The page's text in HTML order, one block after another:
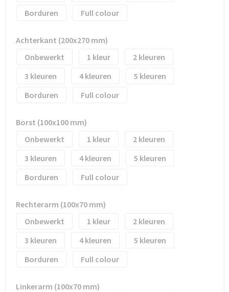
Borduren
Full colour
Achterkant (200x270 mm)
Onbewerkt
1
2
3
4
5
Borduren
Full colour
Borst (100x100 mm)
Onbewerkt
1
2
3
4
5
Borduren
Full colour
Rechterarm (100x70 mm)
Onbewerkt
1
2
3
4
5
Borduren
Full colour
Linkerarm (100x70 mm)